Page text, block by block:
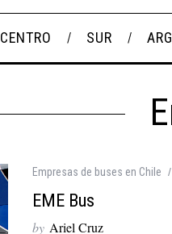
CENTRO SUR
Empresas de buses en Chile
EME Bus
by Ariel Cruz